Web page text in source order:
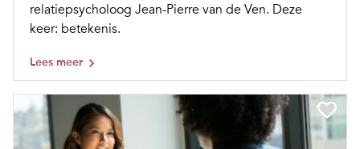
relatiepsycholoog Jean-Pierre van de Ven. Deze
keer: betekenis.
Lees meer